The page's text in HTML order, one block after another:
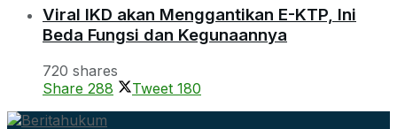
Viral IKD akan Menggantikan E-KTP, Ini
Beda Fungsi dan Kegunaannya
720 shares
Share 288 Tweet 180